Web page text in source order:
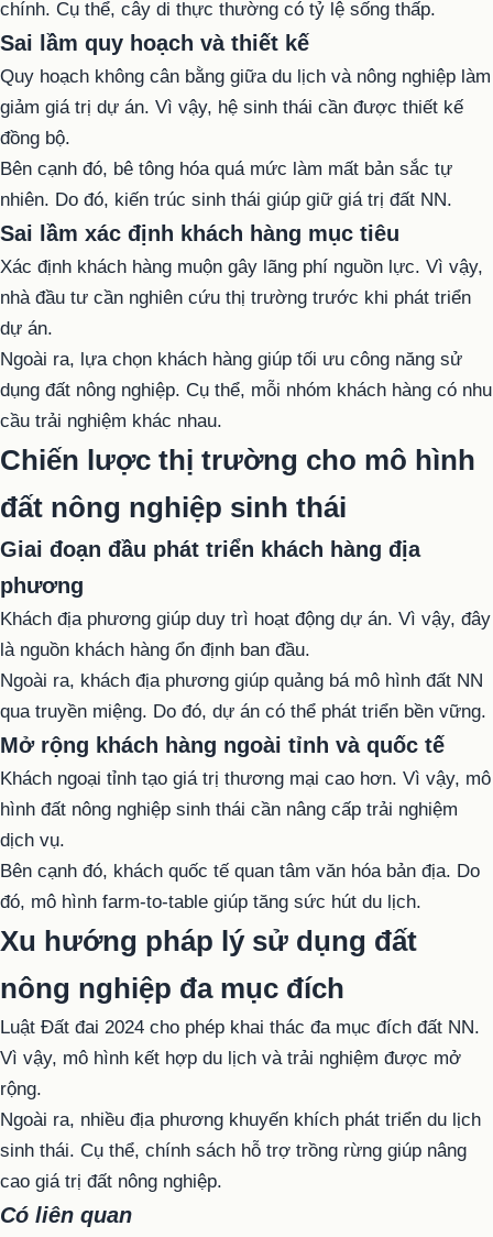
chính. Cụ thể, cây di thực thường có tỷ lệ sống thấp.
Sai lầm quy hoạch và thiết kế
Quy hoạch không cân bằng giữa du lịch và nông nghiệp làm
giảm giá trị dự án. Vì vậy, hệ sinh thái cần được thiết kế
đồng bộ.
Bên cạnh đó, bê tông hóa quá mức làm mất bản sắc tự
nhiên. Do đó, kiến trúc sinh thái giúp giữ giá trị đất NN.
Sai lầm xác định khách hàng mục tiêu
Xác định khách hàng muộn gây lãng phí nguồn lực. Vì vậy,
nhà đầu tư cần nghiên cứu thị trường trước khi phát triển
dự án.
Ngoài ra, lựa chọn khách hàng giúp tối ưu công năng sử
dụng đất nông nghiệp. Cụ thể, mỗi nhóm khách hàng có nhu
cầu trải nghiệm khác nhau.
Chiến lược thị trường cho mô hình
đất nông nghiệp sinh thái
Giai đoạn đầu phát triển khách hàng địa
phương
Khách địa phương giúp duy trì hoạt động dự án. Vì vậy, đây
là nguồn khách hàng ổn định ban đầu.
Ngoài ra, khách địa phương giúp quảng bá mô hình đất NN
qua truyền miệng. Do đó, dự án có thể phát triển bền vững.
Mở rộng khách hàng ngoài tỉnh và quốc tế
Khách ngoại tỉnh tạo giá trị thương mại cao hơn. Vì vậy, mô
hình đất nông nghiệp sinh thái cần nâng cấp trải nghiệm
dịch vụ.
Bên cạnh đó, khách quốc tế quan tâm văn hóa bản địa. Do
đó, mô hình farm-to-table giúp tăng sức hút du lịch.
Xu hướng pháp lý sử dụng đất
nông nghiệp đa mục đích
Luật Đất đai 2024 cho phép khai thác đa mục đích đất NN.
Vì vậy, mô hình kết hợp du lịch và trải nghiệm được mở
rộng.
Ngoài ra, nhiều địa phương khuyến khích phát triển du lịch
sinh thái. Cụ thể, chính sách hỗ trợ trồng rừng giúp nâng
cao giá trị đất nông nghiệp.
Có liên quan